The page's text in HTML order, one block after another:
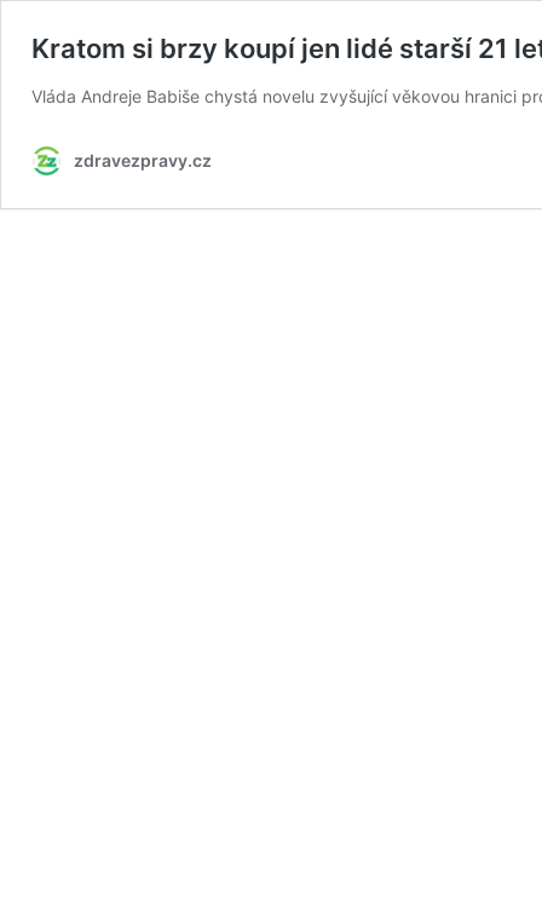
Kratom si brzy koupí jen lidé starší 21
Vláda Andreje Babiše chystá novelu zvyšující věkovou hranici
zdravezpravy.cz